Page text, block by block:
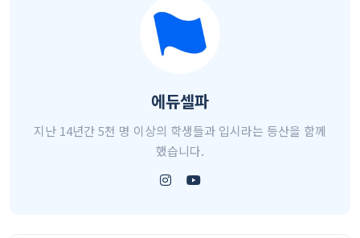
에듀셀파
지난 14년간 5천 명 이상의 학생들과 입시라는 등산을 함께
했습니다.